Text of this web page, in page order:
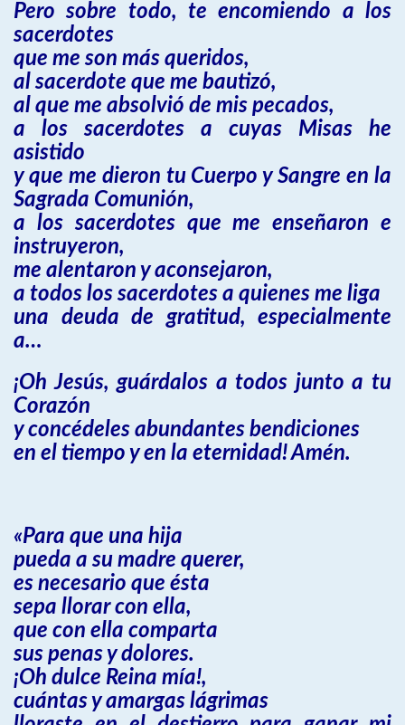
Pero sobre todo, te encomiendo a los
sacerdotes
que me son más queridos,
al sacerdote que me bautizó,
al que me absolvió de mis pecados,
a los sacerdotes a cuyas Misas he
asistido
y que me dieron tu Cuerpo y Sangre en la
Sagrada Comunión,
a los sacerdotes que me enseñaron e
instruyeron,
me alentaron y aconsejaron,
a todos los sacerdotes a quienes me liga
una deuda de gratitud, especialmente
a…
¡Oh Jesús, guárdalos a todos junto a tu
Corazón
y concédeles abundantes bendiciones
en el tiempo y en la eternidad! Amén.
«Para que una hija
pueda a su madre querer,
es necesario que ésta
sepa llorar con ella,
que con ella comparta
sus penas y dolores.
¡Oh dulce Reina mía!,
cuántas y amargas lágrimas